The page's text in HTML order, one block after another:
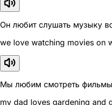
Он любит слушать музыку
we love watching movies on
Мы любим смотреть
my dad loves gardening and